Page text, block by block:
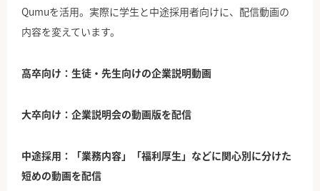
Qumuを活用。実際に学生と中途採用者向けに、配信動画の
内容を変えています。
高卒向け：生徒・先生向けの企業説明動画
大卒向け：企業説明会の動画版を配信
中途採用：「業務内容」「福利厚生」などに関心別に分けた
短めの動画を配信